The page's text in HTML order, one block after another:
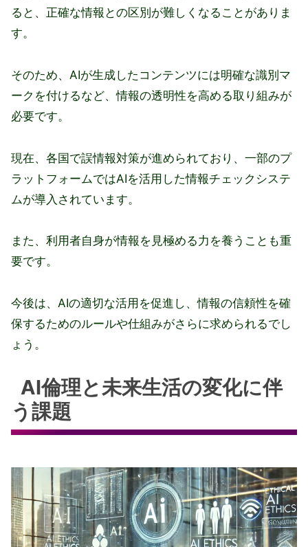
ると、正確な情報との区別が難しくなることがありま
す。
そのため、AIが生成したコンテンツには明確な識別マ
ークを付けるなど、情報の透明性を高める取り組みが
必要です。
現在、各国で誤情報対策が進められており、一部のプ
ラットフォームではAIを活用した情報チェックシステ
ムが導入されています。
また、利用者自身が情報を見極める力を養うことも重
要です。
今後は、AIの適切な活用を促進し、情報の信頼性を確
保するためのルールや仕組みがさらに求められるでし
ょう。
AI倫理と未来生活の変化に伴
う課題